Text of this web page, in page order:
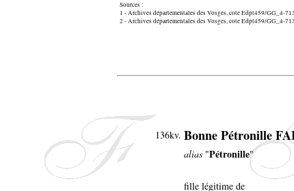
Sources :
1 - Archives départementales des Vosges, cote Edpt459/GG_4-
2 - Archives départementales des Vosges, cote Edpt459/GG_4-
136kv. Bonne Pétronille
alias "Pétronille"
fille légitime de